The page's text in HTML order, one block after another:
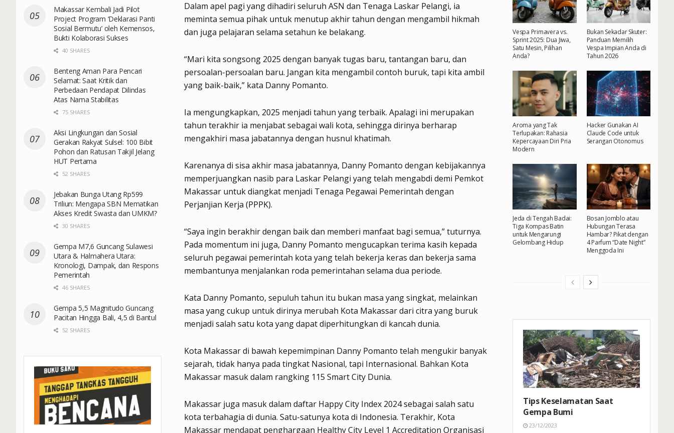
Dalam apel pagi yang dihadiri seluruh ASN dan Tenaga Laskar Pelangi, ia
meminta semua pihak untuk menutup akhir tahun dengan mengambil hikmah
dan juga pelajaran selama setahun ke belakang.
“Mari kita songsong 2025 dengan banyak tugas baru, tantangan baru, dan
persoalan-persoalan baru. Jangan kita mengambil contoh buruk, tapi kita ambil
yang baik-baik,” kata Danny Pomanto.
Ia mengungkapkan, 2025 menjadi tahun yang terbaik. Apalagi ini merupakan
tahun terakhir ia menjabat sebagai wali kota, sehingga dirinya berharap
mengakhiri masa jabatannya dengan husnul khatimah.
Karenanya di sisa akhir masa jabatannya, Danny Pomanto dengan kebijakannya
memperjuangkan nasib para Laskar Pelangi yang telah mengabdi demi Pemkot
Makassar untuk diangkat menjadi Tenaga Pegawai Pemerintah dengan
Perjanjian Kerja (PPPK).
“Saya ingin berakhir dengan baik dan memberi manfaat bagi semua,” tuturnya.
Pada momentum ini juga, Danny Pomanto mengucapkan terima kasih kepada
seluruh pegawai pemerintah kota yang telah bekerja keras dan bekerja sama
membantunya menjalankan roda pemerintahan selama dua periode.
Kata Danny Pomanto, sepuluh tahun itu bukan masa yang singkat, melainkan
masa yang cukup untuk dirinya merubah Kota Makassar dari citra yang buruk
menjadi salah satu kota yang dapat diperhitungkan di kancah dunia.
Kota Makassar di bawah kepemimpinan Danny Pomanto telah mengukir banyak
sejarah, tidak hanya pada tingkat Nasional, tapi Internasional. Bahkan Kota
Makassar masuk dalam rangking 115 Smart City Dunia.
Makassar juga masuk dalam daftar Happy City Index 2024 sebagai salah satu
kota terbahagia di dunia. Satu-satunya kota di Indonesia. Terakhir, Kota
Makassar mendapat penghargaan Healthy City Level 1 Accreditation Organisasi
Makassar Kembali Jadi Pilot
Project Program ‘Deklarasi Panti
Sosial Bermutu’ oleh Kemensos,
Bukti Kolaborasi Sukses
40 SHARES
Benteng Aman Para Pencari
Selamat: Saat Kritik dan
Perbedaan Pendapat Dilindas
Atas Nama Stabilitas
75 SHARES
Aksi Lingkungan dan Sosial
Gerakan Rakyat Sulsel: 100 Bibit
Pohon dan Ratusan Takjil Jelang
HUT Pertama
52 SHARES
Jebakan Bunga Utang Rp599
Triliun: Mengapa SBN Mematikan
Akses Kredit Swasta dan UMKM?
30 SHARES
Gempa M7,6 Guncang Sulawesi
Utara & Halmahera Utara:
Kronologi, Dampak, dan Respons
Pemerintah
46 SHARES
Gempa 5,5 Magnitudo Guncang
Pacitan Hingga Bali, 4,5 di Bantul
52 SHARES
Vespa Primavera vs.
Sprint 2025: Dua Jiwa,
Satu Mesin, Pilihan
Anda?
Bukan Sekadar Skuter:
Panduan Memilih
Vespa Impian Anda di
Tahun 2026
Aroma yang Tak
Terlupakan: Rahasia
Kepercayaan Diri Pria
Modern
Hacker Gunakan AI
Claude Code untuk
Serangan Otonomus
Jeda di Tengah Badai:
Tiga Kompas Batin
untuk Mengarungi
Gelombang Hidup
Bosan Jomblo atau
Hubungan Terasa
Hambar? Pikat dengan
4 Parfum “Date Night”
Menggoda Ini
Tips Keselamatan Saat
Gempa Bumi
23/12/2023